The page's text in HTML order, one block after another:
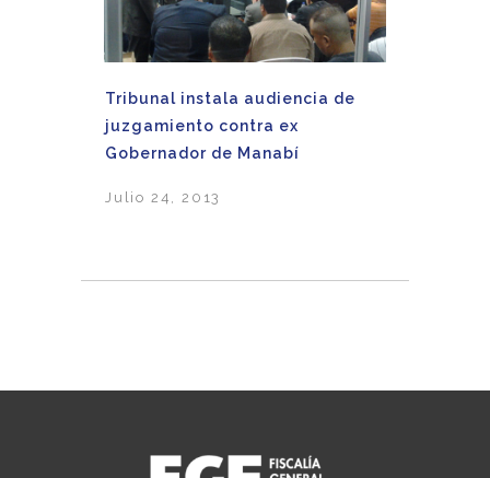
Tribunal instala audiencia de
juzgamiento contra ex
Gobernador de Manabí
Julio 24, 2013